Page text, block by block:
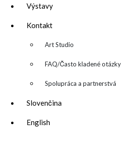
Výstavy
Kontakt
▼ Art Studio
FAQ/Často kladené otázky
Spolupráca a partnerstvá
Slovenčina
English